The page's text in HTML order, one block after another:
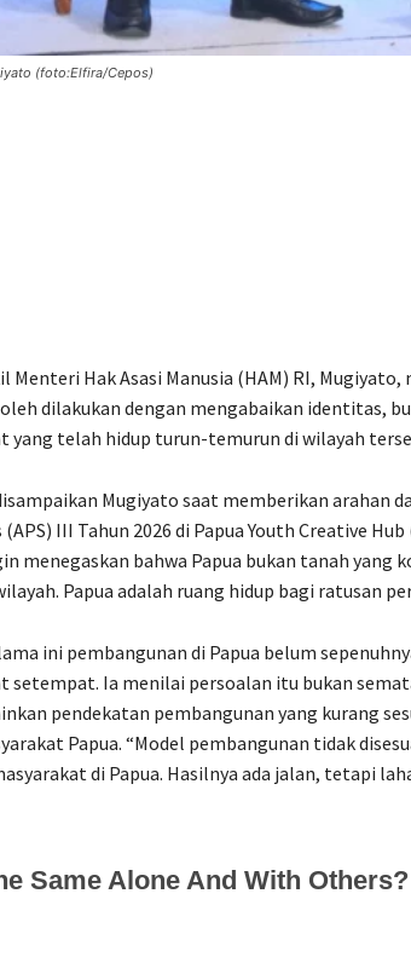
(foto:Elfira/Cepos)
Menteri Hak Asasi Manusia (HAM) RI,
dilakukan dengan mengabaikan identitas,
yang telah hidup turun-temurun di wilayah
Mugiyato saat memberikan arahan
III Tahun 2026 di Papua Youth Creative
menegaskan bahwa Papua bukan tanah yang
Papua adalah ruang hidup bagi ratusan
ini pembangunan di Papua belum
setempat. Ia menilai persoalan itu bukan
pendekatan pembangunan yang kurang
Papua. “Model pembangunan tidak
di Papua. Hasilnya ada jalan, tetapi